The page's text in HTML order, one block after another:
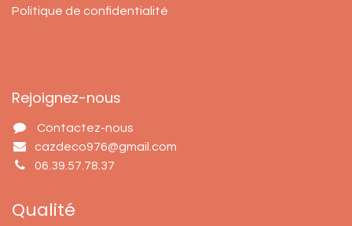
Politique de confidentialité
Rejoignez-nous
Contactez-nous
cazdeco976@gmail.com
06.39.57.78.37
Qualité